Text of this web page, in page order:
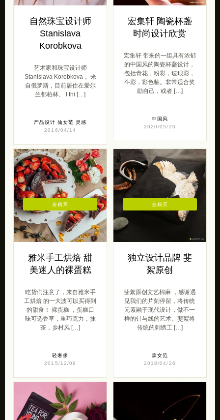
自然珠宝设计师
Stanislava
Korobkova
艺术家和珠宝设计师
Stanislava Korobkova， 来
自俄罗斯，目前居住在爱尔
兰都柏林。 I thi […]
产品设计 仙女范 灵感
2016/04/14
宏集轩 陶瓷杯盏
时尚设计欣赏
宏集轩 带来的一组具有浓郁
的中国风的陶瓷杯盏设计，
包括青花，粉彩，珐琅彩，
斗彩，彩色釉。非常适合奖
励自己，或者 […]
中国风
2020/05/20
雅米手工烘焙 甜
美迷人的裸蛋糕
吃货们注意了，来自雅米手
工烘焙 的一大波可以买得到
的甜食！ 裸蛋糕 ，蛋糕口
味可选香草，重巧克力，抹
茶，乡村风 […]
轻奢侈
2015/12/09
去购买
独立设计品牌 斐
絮原创
斐絮原创文艺棉麻 ，感谢遇
见我们的片刻停留，将传统
元素融于现代设计，做不一
样的针与线的艺术。斐絮将
传统的刺绣工 […]
森女范
2018/04/26
去购买